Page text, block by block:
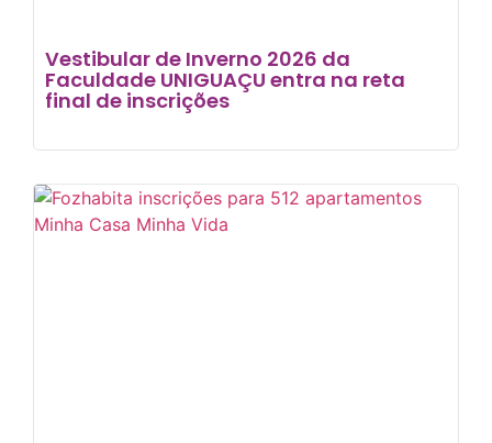
Vestibular de Inverno 2026 da
Faculdade UNIGUAÇU entra na reta
final de inscrições